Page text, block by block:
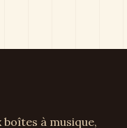
à musique,